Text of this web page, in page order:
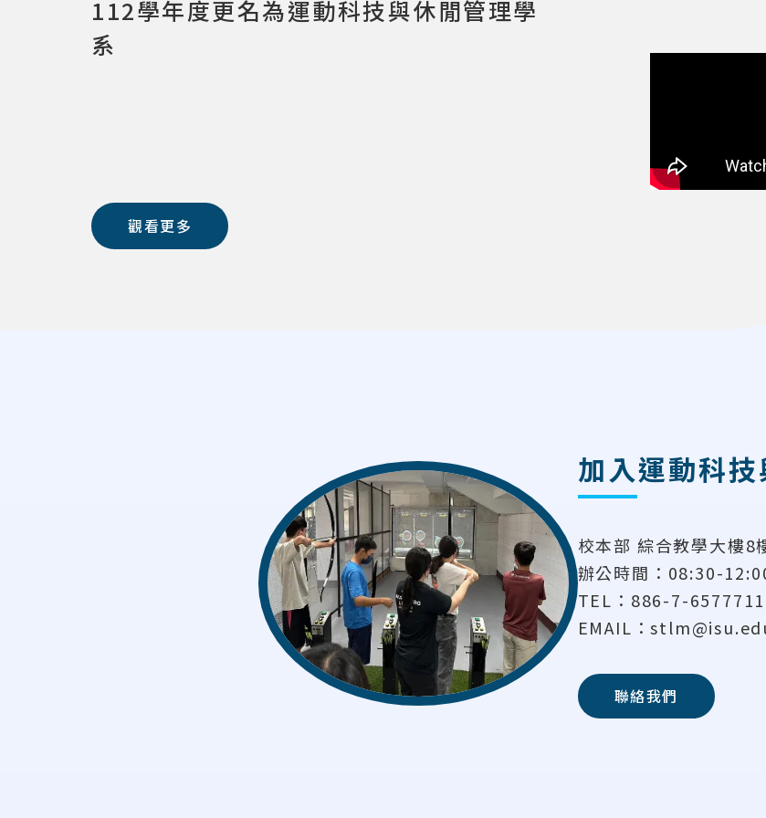
112學年度更名為運動科技與休閒管理學
系
觀看更多
加入運動科
校本部 綜合教學大樓8
辦公時間：08:30-
TEL：886-7-
EMAIL：
聯絡我們